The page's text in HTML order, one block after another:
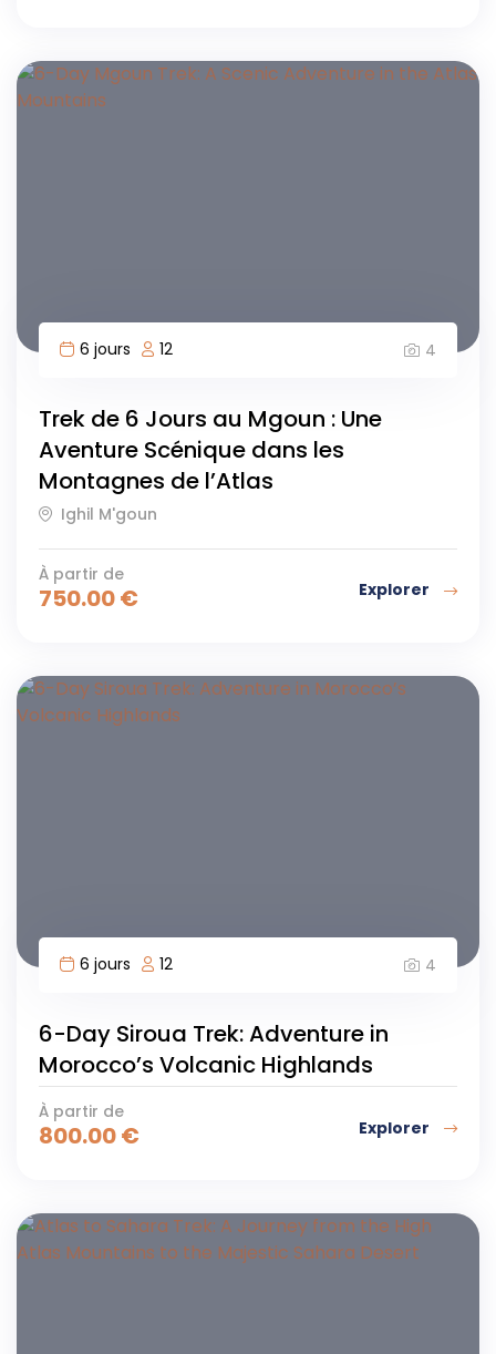
6 jours 12 4
Trek de 6 Jours au Mgoun : Une
Aventure Scénique dans les
Montagnes de l’Atlas
Ighil M'goun
À partir de
750.00€ Explorer
6 jours 12 4
6-Day Siroua Trek: Adventure in
Morocco’s Volcanic Highlands
À partir de
800.00€ Explorer